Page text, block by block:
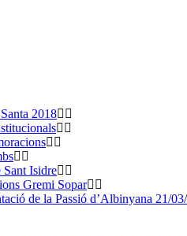
2018
Sant Isidre
Gremi Sopar
de la Passió d’Albinyana 21/